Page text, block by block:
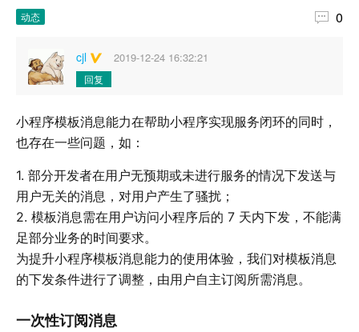
动态  0
cjl 2019-12-24 16:32:21
回复
小程序模板消息能力在帮助小程序实现服务闭环的同时，
也存在一些问题，如：
1. 部分开发者在用户无预期或未进行服务的情况下发送与
用户无关的消息，对用户产生了骚扰；
2. 模板消息需在用户访问小程序后的 7 天内下发，不能满
足部分业务的时间要求。
为提升小程序模板消息能力的使用体验，我们对模板消息
的下发条件进行了调整，由用户自主订阅所需消息。
一次性订阅消息